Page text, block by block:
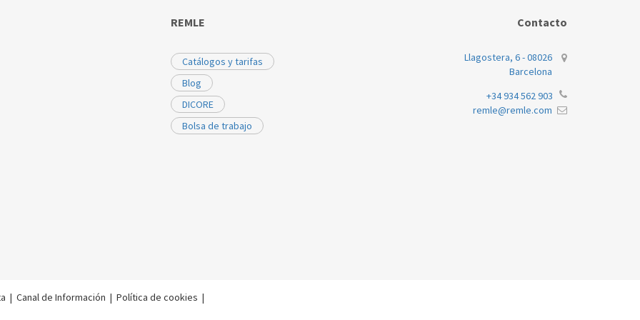
REMLE
Catálogos y tarifas
Blog
DICORE
Bolsa de trabajo
Contacto
Llagostera, 6 - 08026
Barcelona
+34 934 562 903
remle@remle.com
| Canal de Información | Política de cookies |